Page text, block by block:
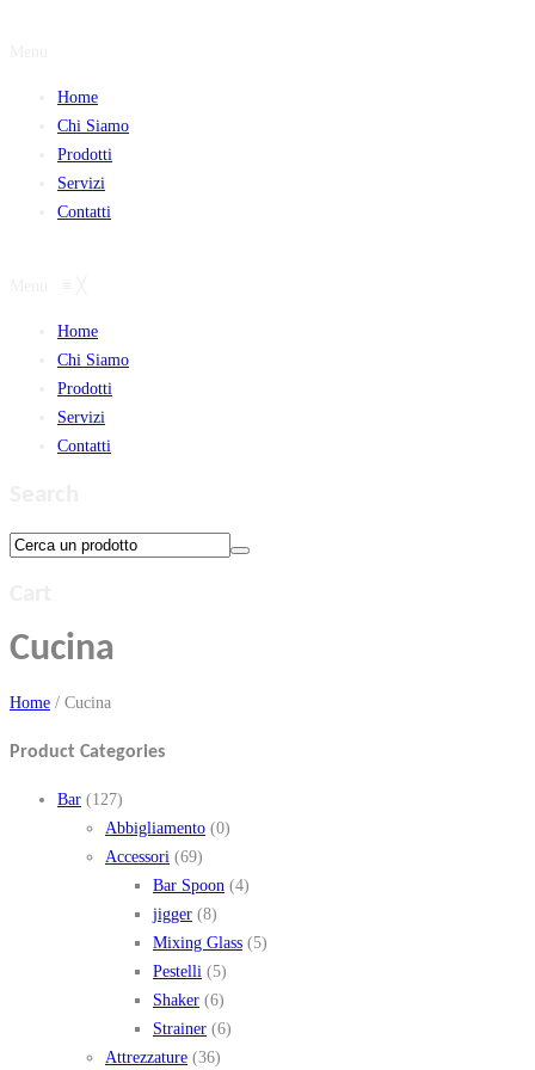
Home
Chi Siamo
Prodotti
Servizi
Contatti
Home
Chi Siamo
Prodotti
Servizi
Contatti
Cucina
Home / Cucina
Product Categories
Bar (127)
Abbigliamento(0)
Accessori(69)
Bar Spoon (4)
jigger (8)
Mixing Glass (5)
Pestelli (5)
Shaker (6)
Strainer (6)
Attrezzature(36)